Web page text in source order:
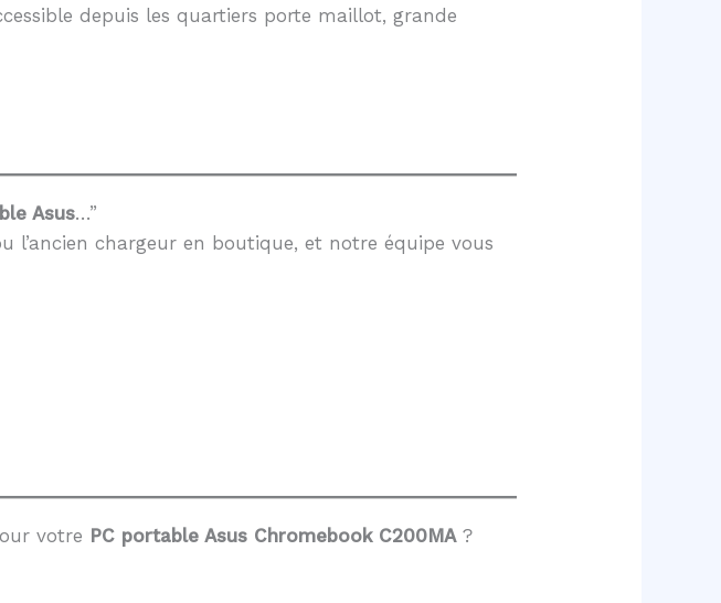
depuis les quartiers porte maillot, grande
Asus…”
l’ancien chargeur en boutique, et notre équipe vous
votre PC portable Asus Chromebook C200MA?